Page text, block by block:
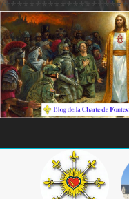
/